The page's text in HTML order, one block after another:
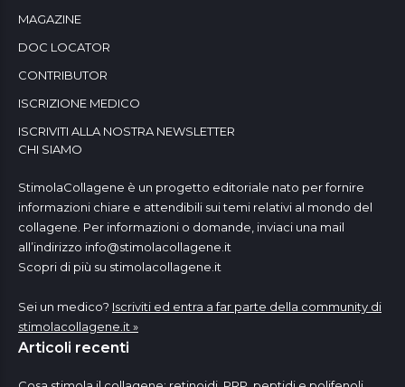
MAGAZINE
DOC LOCATOR
CONTRIBUTOR
ISCRIZIONE MEDICO
ISCRIVITI ALLA NOSTRA NEWSLETTER
CHI SIAMO
StimolaCollagene è un progetto editoriale nato per fornire
informazioni chiare e attendibili sui temi relativi al mondo del
collagene. Per informazioni o domande, inviaci una mail
all’indirizzo info@stimolacollagene.it
Scopri di più su stimolacollagene.it
Sei un medico? Iscriviti ed entra a far parte della community di
stimolacollagene.it »
Articoli recenti